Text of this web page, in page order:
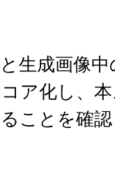
生成画像
ア化し、
ことを確